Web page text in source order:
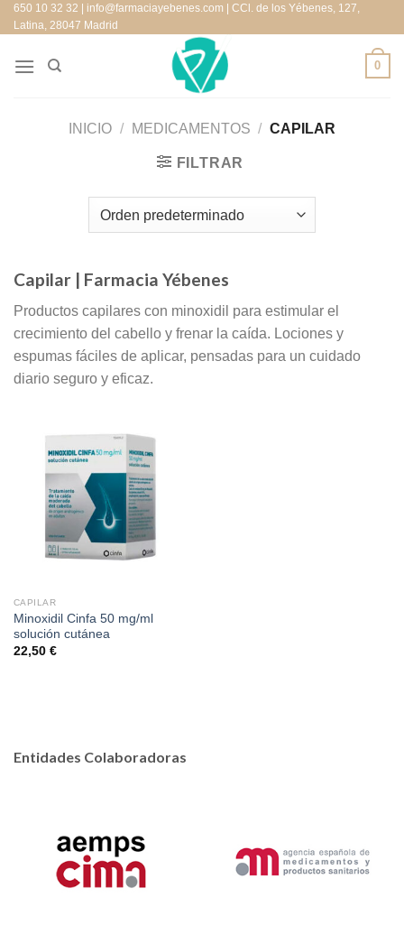
Saltar
al
contenido
650 10 32 32 | info@farmaciayebenes.com | CCl. de los Yébenes, 127,
Latina, 28047 Madrid
0
INICIO / MEDICAMENTOS / CAPILAR
FILTRAR
Capilar | Farmacia Yébenes
Productos capilares con minoxidil para estimular el
crecimiento del cabello y frenar la caída. Lociones y
espumas fáciles de aplicar, pensadas para un cuidado
diario seguro y eficaz.
CAPILAR
Minoxidil Cinfa 50 mg/ml
solución cutánea
22,50 €
Entidades Colaboradoras